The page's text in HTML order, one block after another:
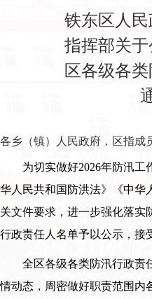
铁东区人
指挥部关于
区各级各
各乡（镇）人民政府，区指成
为切实做好2026年防汛工
华人民共和国防洪法》《中华
关文件要求，进一步强化落实
行政责任人名单予以公示，接
全区各级各类防汛行政责
情动态，周密做好职责范围内